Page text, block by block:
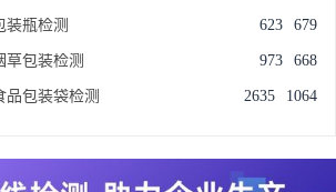
679
装瓶检测 623
668
草包装检测 973
1064
品包装袋检测 2635